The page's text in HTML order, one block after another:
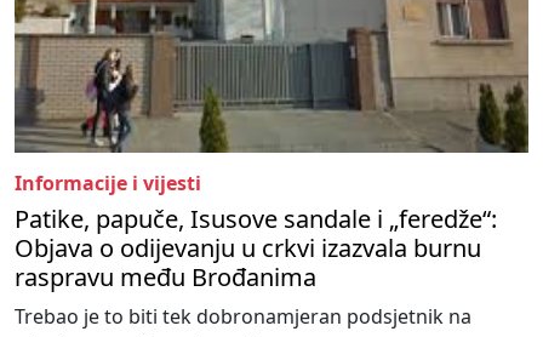
Informacije i vijesti
Patike, papuče, Isusove sandale i „feredže“:
Objava o odijevanju u crkvi izazvala burnu
raspravu među Brođanima
Trebao je to biti tek dobronamjeran podsjetnik na